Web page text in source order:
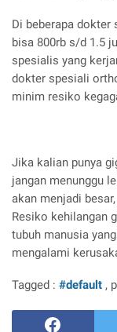
Di beberapa
bisa 800rb s/d 1.5
spesialis yang
dokter spesiali
minim resiko
Jika kalian punya
jangan menunggu
akan menjadi
Resiko kehilangan
tubuh manusia
mengalami
Tagged : #default ,